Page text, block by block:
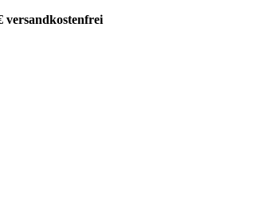
versandkostenfrei